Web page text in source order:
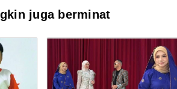
juga berminat